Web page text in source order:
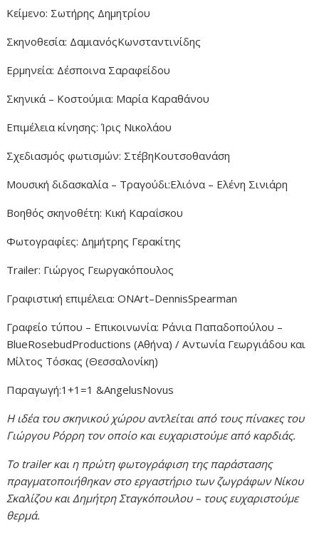
Κείμενο: Σωτήρης Δημητρίου
Σκηνοθεσία: ΔαμιανόςΚωνσταντινίδης
Ερμηνεία: Δέσποινα Σαραφείδου
Σκηνικά – Κοστούμια: Μαρία Καραθάνου
Επιμέλεια κίνησης: Ίρις Νικολάου
Σχεδιασμός φωτισμών: ΣτέβηΚουτσοθανάση
Μουσική διδασκαλία – Τραγούδι:Ελιόνα – Ελένη Σινιάρη
Βοηθός σκηνοθέτη: Κική Καραΐσκου
Φωτογραφίες: Δημήτρης Γερακίτης
Trailer: Γιώργος Γεωργακόπουλος
Γραφιστική επιμέλεια: ONArt–DennisSpearman
Γραφείο τύπου – Επικοινωνία: Ράνια Παπαδοπούλου –
BlueRosebudProductions (Αθήνα) / Αντωνία Γεωργιάδου και
Μίλτος Τόσκας (Θεσσαλονίκη)
Παραγωγή:1+1=1 &AngelusNovus
Η ιδέα του σκηνικού χώρου αντλείται από τους πίνακες του
Γιώργου Ρόρρη τον οποίο και ευχαριστούμε από καρδιάς.
Το trailerκαι η πρώτη φωτογράφιση της παράστασης
πραγματοποιήθηκαν στο εργαστήριο των ζωγράφων Νίκου
Σκαλίζου και Δημήτρη Σταγκόπουλου – τους ευχαριστούμε
θερμά.